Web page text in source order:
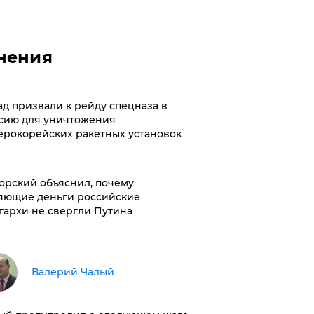
призвали к рейду спецназа в
для уничтожения
ракетных установок
объяснил, почему
деньги российские
не свергли Путина
Валерий Чалый